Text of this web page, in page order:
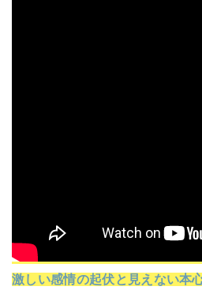
激しい感情の起伏と見えない本